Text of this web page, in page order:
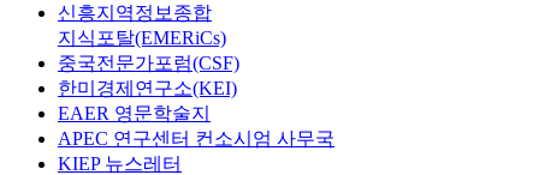
신흥지역정보종합
지식포탈(EMERiCs)
중국전문가포럼(CSF)
한미경제연구소(KEI)
EAER 영문학술지
APEC 연구센터 컨소시엄 사무국
KIEP 뉴스레터